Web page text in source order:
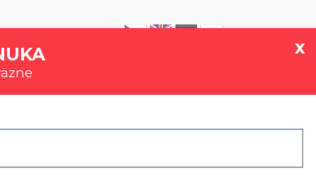
REFERENCIE KONTAKT
x